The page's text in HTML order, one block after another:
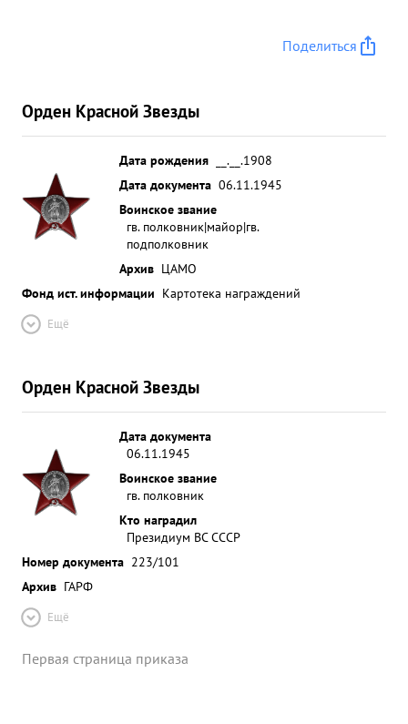
Поделиться
Орден Красной Звезды
Дата рождения
__.__.1908
Дата документа 06.11.1945
Воинское звание
гв. полковник|майор|гв.
подполковник
Архив ЦАМО
Фонд ист. информации Картотека награждений
Ещё
Орден Красной Звезды
Дата документа
06.11.1945
Воинское звание
гв. полковник
Кто наградил
Президиум ВС СССР
Номер документа 223/101
Архив ГАРФ
Ещё
Первая страница приказа